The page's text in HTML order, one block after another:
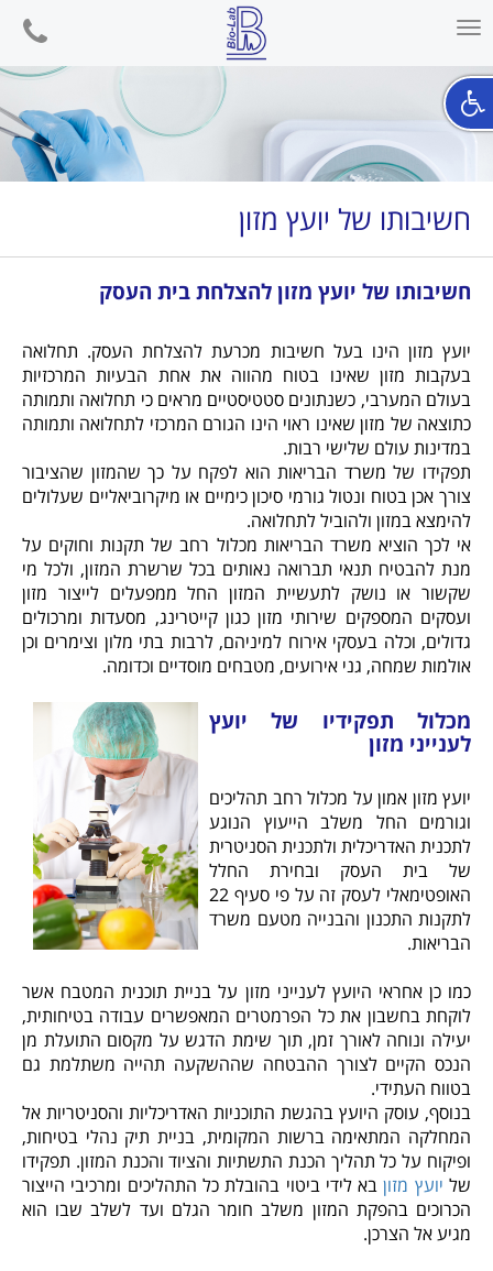
Toggle
phone
חשיבותו של יועץ מזון
חשיבותו של יועץ מזון להצלחת בית העסק
יועץ מזון הינו בעל חשיבות מכרעת להצלחת העסק. תחלואה
בעקבות מזון שאינו בטוח מהווה את אחת הבעיות המרכזיות
בעולם המערבי, כשנתונים סטטיסטיים מראים כי תחלואה ותמותה
כתוצאה של מזון שאינו ראוי הינו הגורם המרכזי לתחלואה ותמותה
במדינות עולם שלישי רבות.
תפקידו של משרד הבריאות הוא לפקח על כך שהמזון שהציבור
צורך אכן בטוח ונטול גורמי סיכון כימיים או מיקרוביאליים שעלולים
להימצא במזון ולהוביל לתחלואה.
אי לכך הוציא משרד הבריאות מכלול רחב של תקנות וחוקים על
מנת להבטיח תנאי תברואה נאותים בכל שרשרת המזון, ולכל מי
שקשור או נושק לתעשיית המזון החל ממפעלים לייצור מזון
ועסקים המספקים שירותי מזון כגון קייטרינג, מסעדות ומרכולים
גדולים, וכלה בעסקי אירוח למיניהם, לרבות בתי מלון וצימרים וכן
אולמות שמחה, גני אירועים, מטבחים מוסדיים וכדומה.
מכלול תפקידיו של יועץ
לענייני מזון
יועץ מזון אמון על מכלול רחב תהליכים
וגורמים החל משלב הייעוץ הנוגע
לתכנית האדריכלית ולתכנית הסניטרית
של בית העסק ובחירת החלל
האופטימאלי לעסק זה על פי סעיף 22
לתקנות התכנון והבנייה מטעם משרד
הבריאות.
כמו כן אחראי היועץ לענייני מזון על בניית תוכנית המטבח אשר
לוקחת בחשבון את כל הפרמטרים המאפשרים עבודה בטיחותית,
יעילה ונוחה לאורך זמן, תוך שימת הדגש על מקסום התועלת מן
הנכס הקיים לצורך ההבטחה שההשקעה תהייה משתלמת גם
בטווח העתידי.
בנוסף, עוסק היועץ בהגשת התוכניות האדריכליות והסניטריות אל
המחלקה המתאימה ברשות המקומית, בניית תיק נהלי בטיחות,
ופיקוח על כל תהליך הכנת התשתיות והציוד והכנת המזון. תפקידו
של יועץ מזוןבא לידי ביטוי בהובלת כל התהליכים ומרכיבי הייצור
הכרוכים בהפקת המזון משלב חומר הגלם ועד לשלב שבו הוא
מגיע אל הצרכן.